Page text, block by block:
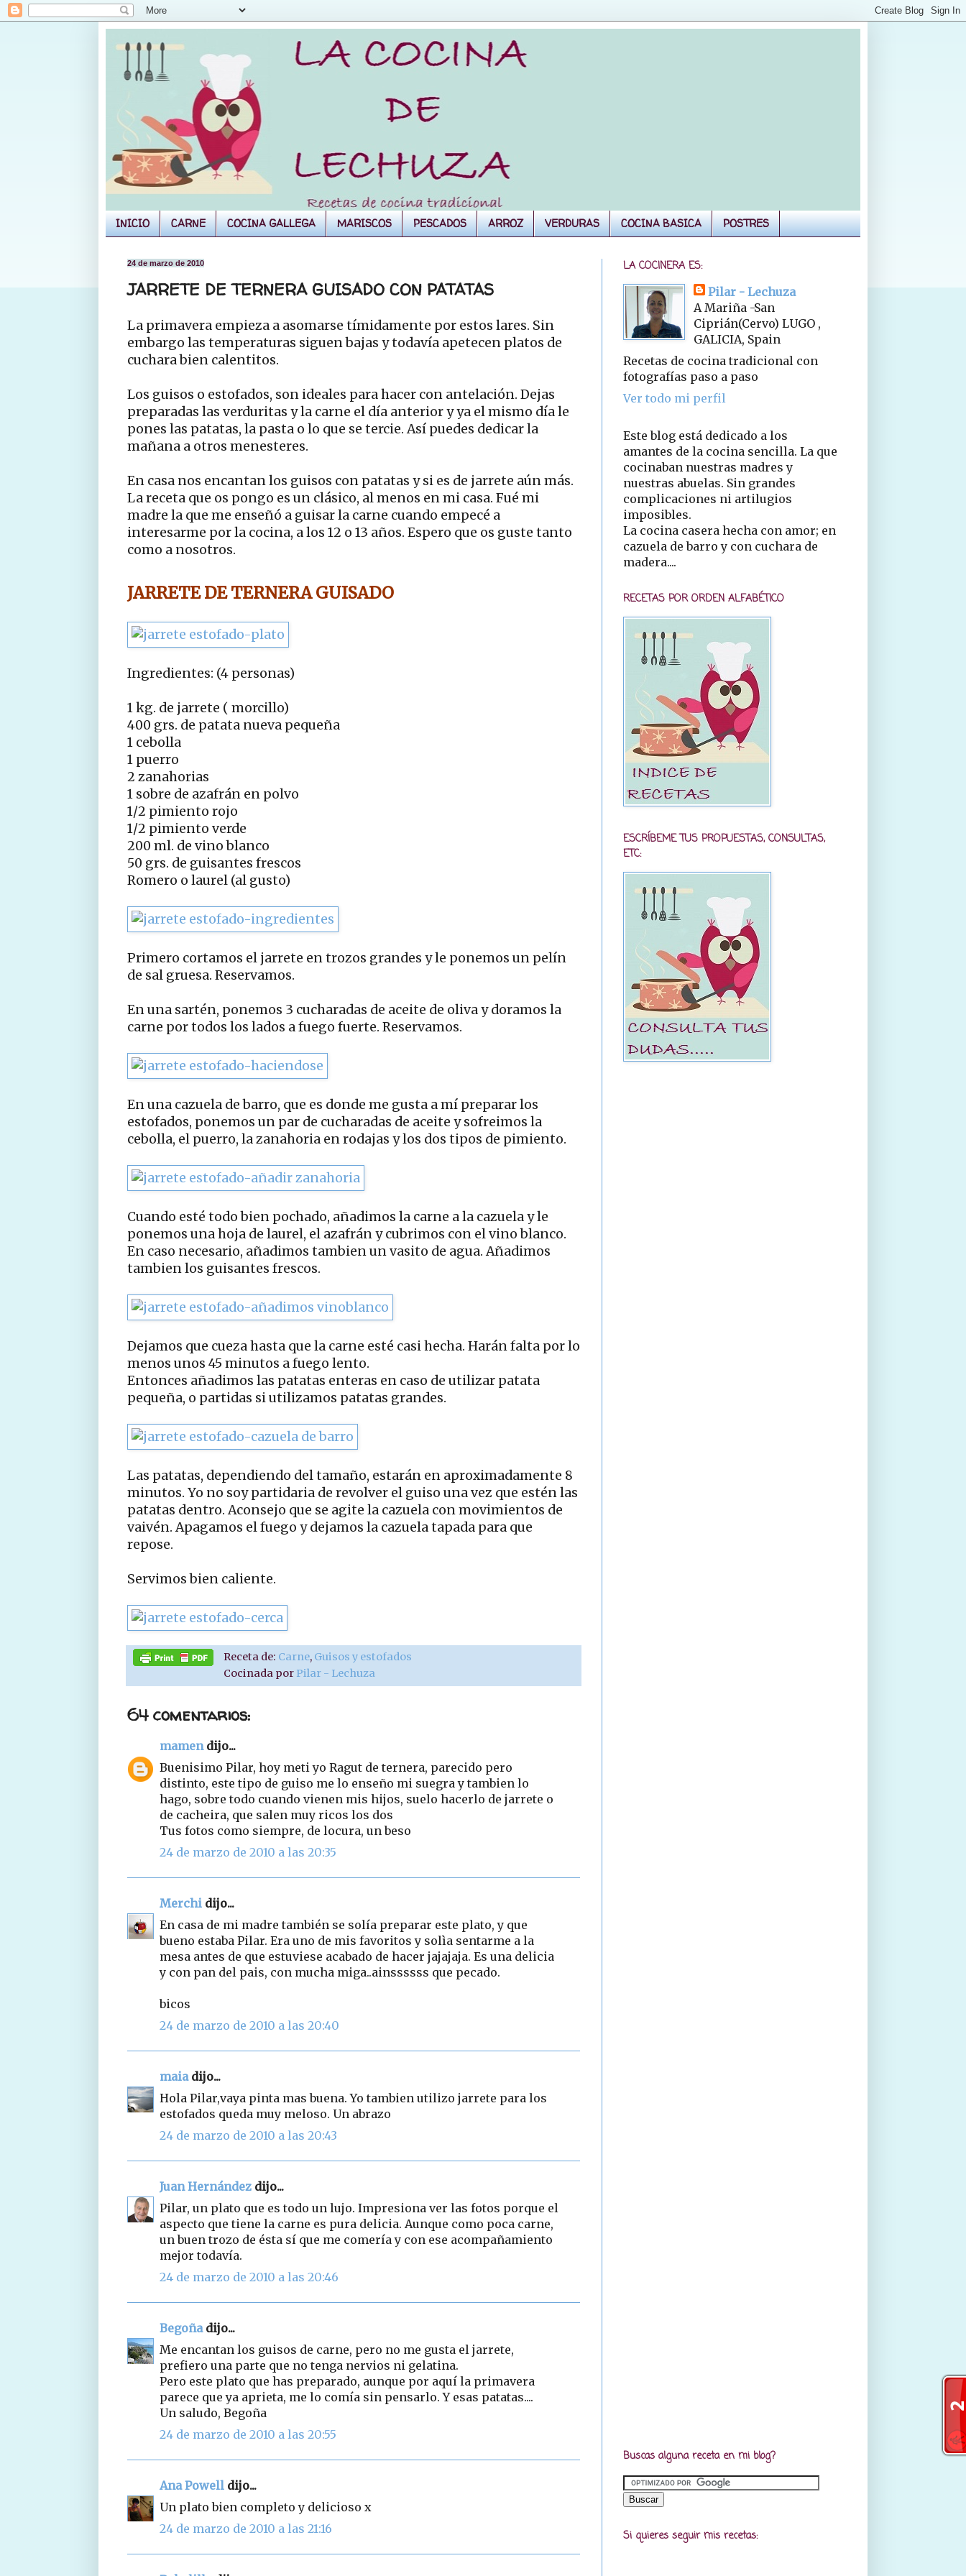
INICIO CARNE COCINA GALLEGA MARISCOS PESCADOS ARROZ VERDURAS COCINA BASICA POSTRES
24 de marzo de 2010
JARRETE DE TERNERA GUISADO CON PATATAS
La primavera empieza a asomarse tímidamente por estos lares. Sin
embargo las temperaturas siguen bajas y todavía apetecen platos de
cuchara bien calentitos.
Los guisos o estofados, son ideales para hacer con antelación. Dejas
preparadas las verduritas y la carne el día anterior y ya el mismo día le
pones las patatas, la pasta o lo que se tercie. Así puedes dedicar la
mañana a otros menesteres.
En casa nos encantan los guisos con patatas y si es de jarrete aún más.
La receta que os pongo es un clásico, al menos en mi casa. Fué mi
madre la que me enseñó a guisar la carne cuando empecé a
interesarme por la cocina, a los 12 o 13 años. Espero que os guste tanto
como a nosotros.
JARRETE DE TERNERA GUISADO
Ingredientes: (4 personas)
1 kg. de jarrete ( morcillo)
400 grs. de patata nueva pequeña
1 cebolla
1 puerro
2 zanahorias
1 sobre de azafrán en polvo
1/2 pimiento rojo
1/2 pimiento verde
200 ml. de vino blanco
50 grs. de guisantes frescos
Romero o laurel (al gusto)
Primero cortamos el jarrete en trozos grandes y le ponemos un pelín
de sal gruesa. Reservamos.
En una sartén, ponemos 3 cucharadas de aceite de oliva y doramos la
carne por todos los lados a fuego fuerte. Reservamos.
En una cazuela de barro, que es donde me gusta a mí preparar los
estofados, ponemos un par de cucharadas de aceite y sofreimos la
cebolla, el puerro, la zanahoria en rodajas y los dos tipos de pimiento.
Cuando esté todo bien pochado, añadimos la carne a la cazuela y le
ponemos una hoja de laurel, el azafrán y cubrimos con el vino blanco.
En caso necesario, añadimos tambien un vasito de agua. Añadimos
tambien los guisantes frescos.
Dejamos que cueza hasta que la carne esté casi hecha. Harán falta por lo
menos unos 45 minutos a fuego lento.
Entonces añadimos las patatas enteras en caso de utilizar patata
pequeña, o partidas si utilizamos patatas grandes.
Las patatas, dependiendo del tamaño, estarán en aproximadamente 8
minutos. Yo no soy partidaria de revolver el guiso una vez que estén las
patatas dentro. Aconsejo que se agite la cazuela con movimientos de
vaivén. Apagamos el fuego y dejamos la cazuela tapada para que
repose.
Servimos bien caliente.
Receta de: Carne, Guisos y estofados
Cocinada por Pilar - Lechuza
64 comentarios:
mamendijo...
Buenisimo Pilar, hoy meti yo Ragut de ternera, parecido pero
distinto, este tipo de guiso me lo enseño mi suegra y tambien lo
hago, sobre todo cuando vienen mis hijos, suelo hacerlo de jarrete o
de cacheira, que salen muy ricos los dos
Tus fotos como siempre, de locura, un beso
24 de marzo de 2010 a las 20:35
Merchi dijo...
En casa de mi madre también se solía preparar este plato, y que
bueno estaba Pilar. Era uno de mis favoritos y solìa sentarme a la
mesa antes de que estuviese acabado de hacer jajajaja. Es una delicia
y con pan del pais, con mucha miga..ainssssss que pecado.
bicos
24 de marzo de 2010 a las 20:40
maiadijo...
Hola Pilar,vaya pinta mas buena. Yo tambien utilizo jarrete para los
estofados queda muy meloso. Un abrazo
24 de marzo de 2010 a las 20:43
Juan Hernández dijo...
Pilar, un plato que es todo un lujo. Impresiona ver las fotos porque el
aspecto que tiene la carne es pura delicia. Aunque como poca carne,
un buen trozo de ésta sí que me comería y con ese acompañamiento
mejor todavía.
24 de marzo de 2010 a las 20:46
Begoñadijo...
Me encantan los guisos de carne, pero no me gusta el jarrete,
prefiero una parte que no tenga nervios ni gelatina.
Pero este plato que has preparado, aunque por aquí la primavera
parece que ya aprieta, me lo comía sin pensarlo. Y esas patatas....
Un saludo, Begoña
24 de marzo de 2010 a las 20:55
Ana Powell dijo...
Un plato bien completo y delicioso x
24 de marzo de 2010 a las 21:16
LA COCINERA ES:
Pilar - Lechuza
A Mariña -San
Ciprián(Cervo) LUGO ,
GALICIA, Spain
Recetas de cocina tradicional con
fotografías paso a paso
Ver todo mi perfil
Este blog está dedicado a los
amantes de la cocina sencilla. La que
cocinaban nuestras madres y
nuestras abuelas. Sin grandes
complicaciones ni artilugios
imposibles.
La cocina casera hecha con amor; en
cazuela de barro y con cuchara de
madera....
RECETAS POR ORDEN ALFABÉTICO
ESCRÍBEME TUS PROPUESTAS, CONSULTAS,
ETC:
Buscas alguna receta en mi blog?
Si quieres seguir mis recetas: